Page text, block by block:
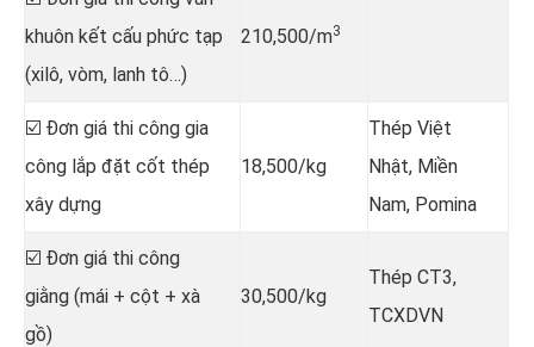
khuôn kết cấu phức tạp
(xilô, vòm, lanh tô…)
210,500/m3
☑️ Đơn giá thi công gia
công lắp đặt cốt thép
xây dựng
18,500/kg
Thép Việt
Nhật, Miền
Nam, Pomina
☑️ Đơn giá thi công
giằng (mái + cột + xà
gồ)
30,500/kg
Thép CT3,
TCXDVN